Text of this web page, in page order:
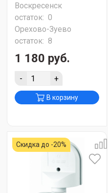
Воскресенск
остаток: 0
Орехово-Зуево
остаток: 8
1 180 руб.
- +
В корзину
Скидка до -20%